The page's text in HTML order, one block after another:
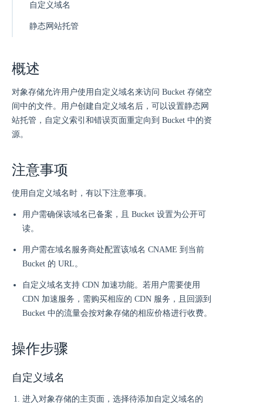
自定义域名
静态网站托管
概述
对象存储允许用户使用自定义域名来访问 Bucket 存储空
间中的文件。用户创建自定义域名后，可以设置静态网
站托管，自定义索引和错误页面重定向到 Bucket 中的资
源。
注意事项
使用自定义域名时，有以下注意事项。
用户需确保该域名已备案，且 Bucket 设置为公开可
读。
用户需在域名服务商处配置该域名 CNAME 到当前
Bucket 的 URL。
自定义域名支持 CDN 加速功能。若用户需要使用
CDN 加速服务，需购买相应的 CDN 服务，且回源到
Bucket 中的流量会按对象存储的相应价格进行收费。
操作步骤
自定义域名
进入对象存储的主页面，选择待添加自定义域名的